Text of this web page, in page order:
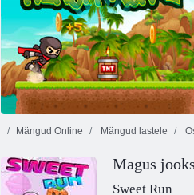
Pikslijooksja
Mängud Online Mängud lastele
Magus jooks
Sweet Run